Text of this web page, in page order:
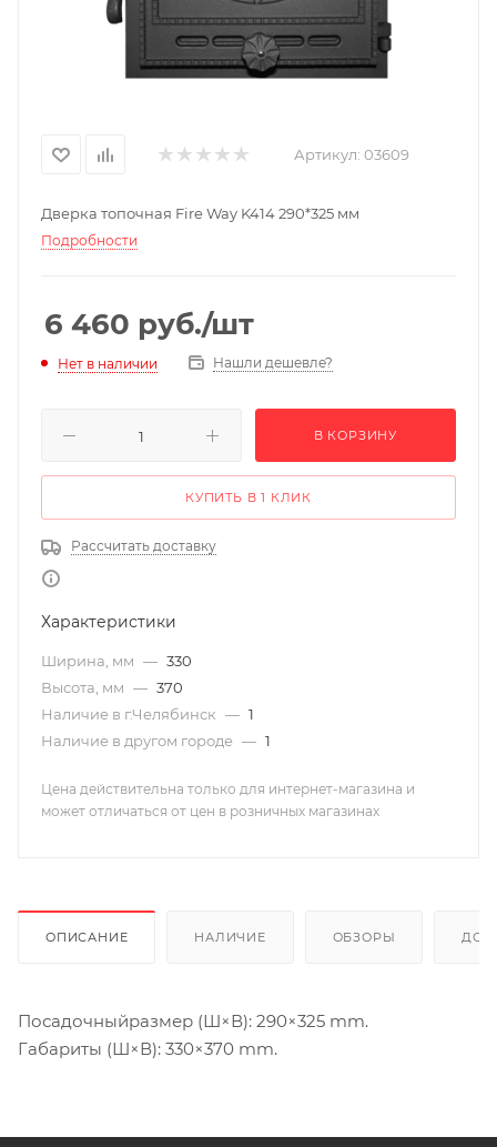
Артикул: 03609
Дверка топочная Fire Way K414 290*325 мм
Подробности
6 460 руб./шт
Нет в наличии Нашли дешевле?
В КОРЗИНУ
КУПИТЬ В 1 КЛИК
Рассчитать доставку
Характеристики
Ширина, мм — 330
Высота, мм — 370
Наличие в г.Челябинск — 1
Наличие в другом городе — 1
Цена действительна только для интернет-магазина и
может отличаться от цен в розничных магазинах
ОПИСАНИЕ НАЛИЧИЕ ОБЗОРЫ
Посадочныйразмер (Ш×В): 290×325 mm.
Габариты (Ш×В): 330×370 mm.